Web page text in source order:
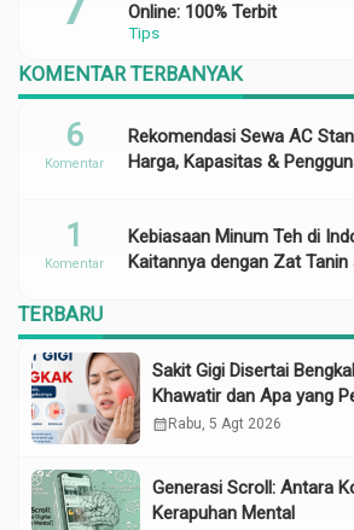
Tips
Online: 100% Terbit
KOMENTAR TERBANYAK
Rekomendasi Sewa AC
Harga, Kapasitas &
6
Komentar
Kebiasaan Minum Teh di
Kaitannya dengan Zat
1
Komentar
TERBARU
Sakit Gigi Disertai
Khawatir dan Apa yang
calendar_month Rabu, 5 Agt 2026
Generasi Scroll: Antara
Kerapuhan Mental